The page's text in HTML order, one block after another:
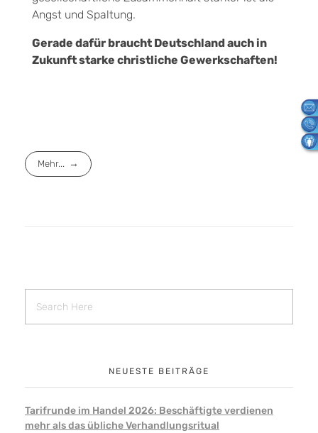
Angst und Spaltung.
Gerade dafür braucht Deutschland auch in
Zukunft starke christliche Gewerkschaften!
Mehr...
NEUESTE BEITRÄGE
Tarifrunde im Handel 2026: Beschäftigte verdienen
mehr als das übliche Verhandlungsritual